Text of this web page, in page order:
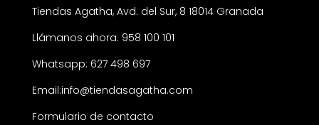
Tiendas Agatha, Avd. del Sur, 8 18014 Granada
Llámanos ahora: 958 100 101
Whatsapp: 627 498 697
Email:info@tiendasagatha.com
Formulario de contacto